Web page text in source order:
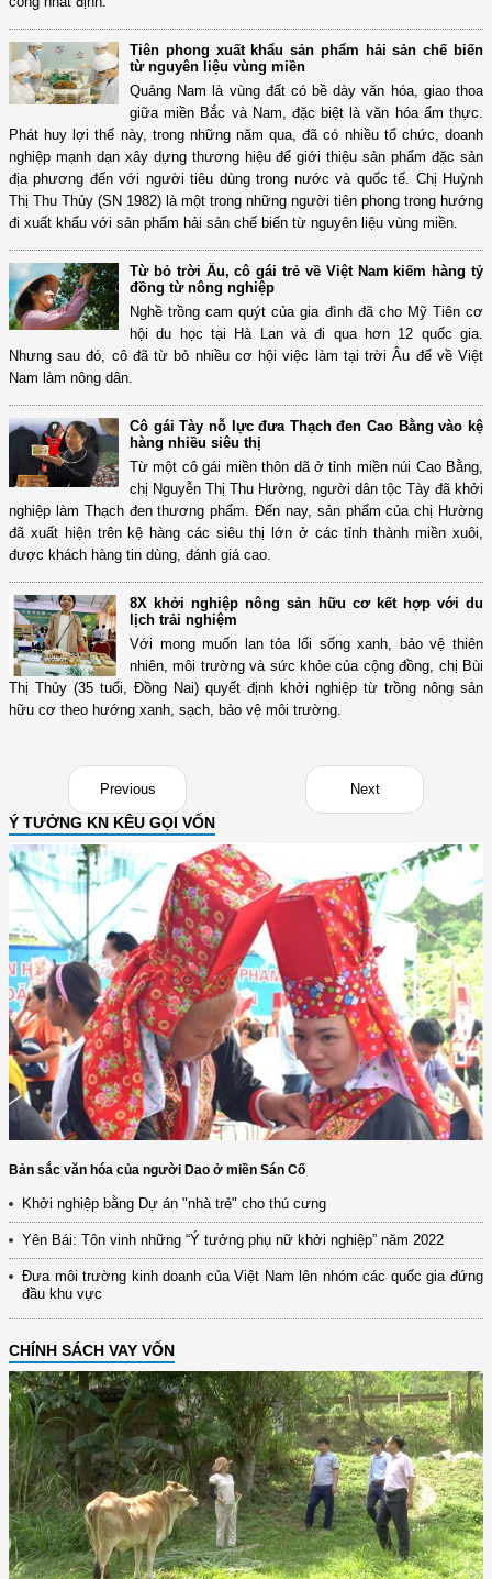
Tiên phong xuất khẩu sản phẩm hải sản chế biến
từ nguyên liệu vùng miền
Quảng Nam là vùng đất có bề dày văn hóa, giao thoa
giữa miền Bắc và Nam, đặc biệt là văn hóa ẩm thực.
Phát huy lợi thế này, trong những năm qua, đã có nhiều tổ chức, doanh
nghiệp mạnh dạn xây dựng thương hiệu để giới thiệu sản phẩm đặc sản
địa phương đến với người tiêu dùng trong nước và quốc tế. Chị Huỳnh
Thị Thu Thủy (SN 1982) là một trong những người tiên phong trong hướng
đi xuất khẩu với sản phẩm hải sản chế biến từ nguyên liệu vùng miền.
Từ bỏ trời Âu, cô gái trẻ về Việt Nam kiếm hàng tỷ
đồng từ nông nghiệp
Nghề trồng cam quýt của gia đình đã cho Mỹ Tiên cơ
hội du học tại Hà Lan và đi qua hơn 12 quốc gia.
Nhưng sau đó, cô đã từ bỏ nhiều cơ hội việc làm tại trời Âu để về Việt
Nam làm nông dân.
Cô gái Tày nỗ lực đưa Thạch đen Cao Bằng vào kệ
hàng nhiều siêu thị
Từ một cô gái miền thôn dã ở tỉnh miền núi Cao Bằng,
chị Nguyễn Thị Thu Hường, người dân tộc Tày đã khởi
nghiệp làm Thạch đen thương phẩm. Đến nay, sản phẩm của chị Hường
đã xuất hiện trên kệ hàng các siêu thị lớn ở các tỉnh thành miền xuôi,
được khách hàng tin dùng, đánh giá cao.
8X khởi nghiệp nông sản hữu cơ kết hợp với du
lịch trải nghiệm
Với mong muốn lan tỏa lối sống xanh, bảo vệ thiên
nhiên, môi trường và sức khỏe của cộng đồng, chị Bùi
Thị Thủy (35 tuổi, Đồng Nai) quyết định khởi nghiệp từ trồng nông sản
hữu cơ theo hướng xanh, sạch, bảo vệ môi trường.
Previous Next
Ý TƯỞNG KN KÊU GỌI VỐN
Bản sắc văn hóa của người Dao ở miền Sán Cố
Khởi nghiệp bằng Dự án "nhà trẻ" cho thú cưng
Yên Bái: Tôn vinh những “Ý tưởng phụ nữ khởi nghiệp” năm 2022
Đưa môi trường kinh doanh của Việt Nam lên nhóm các quốc gia đứng
đầu khu vực
CHÍNH SÁCH VAY VỐN